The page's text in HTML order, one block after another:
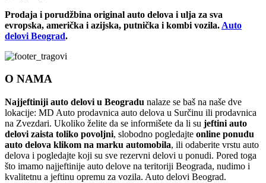
Prodaja i porudžbina original auto delova i ulja za sva
evropska, američka i azijska, putnička i kombi vozila. Auto
delovi Beograd.
O NAMA
Najjeftiniji auto delovi u Beogradu nalaze se baš na naše dve
lokacije: MD Auto prodavnica auto delova u Surčinu ili prodavnica
na Zvezdari. Ukoliko želite da se informišete da li su jeftini auto
delovi zaista toliko povoljni, slobodno pogledajte online ponudu
auto delova klikom na marku automobila, ili odaberite vrstu auto
delova i pogledajte koji su sve rezervni delovi u ponudi. Pored toga
što imamo najjeftinije auto delove na teritoriji Beograda, nudimo i
kvalitetnu a jeftinu opremu za vozila. Auto delovi Beograd.